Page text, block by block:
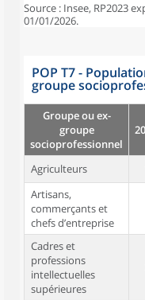
Source : Insee, RP2023
01/01/2026.
POP T7 -
groupe
Groupe ou ex-
groupe
socioprofessionnel
Agriculteurs
Artisans,
commerçants et
chefs d’entreprise
Cadres et
professions
intellectuelles
supérieures